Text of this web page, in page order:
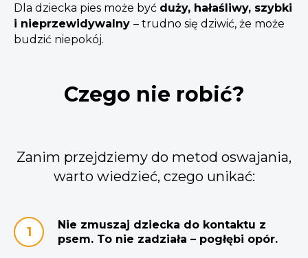
Dla dziecka pies może być duży, hałaśliwy, szybki
i nieprzewidywalny – trudno się dziwić, że może
budzić niepokój.
Czego nie robić?
Zanim przejdziemy do metod oswajania,
warto wiedzieć, czego unikać:
Nie zmuszaj dziecka do kontaktu z
psem. To nie zadziała – pogłębi opór.